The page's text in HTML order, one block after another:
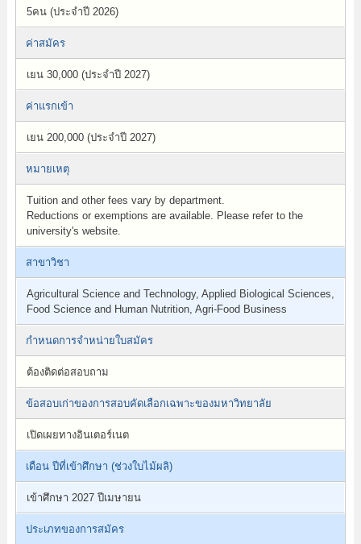
5คน (ประจำปี 2026)
ค่าสมัคร
เยน 30,000 (ประจำปี 2027)
ค่าแรกเข้า
เยน 200,000 (ประจำปี 2027)
หมายเหตุ
Tuition and other fees vary by department.
Reductions or exemptions are available. Please refer to the
university's website.
สาขาวิชา
Agricultural Science and Technology, Applied Biological Sciences,
Food Science and Human Nutrition, Agri-Food Business
กำหนดการจำหน่ายใบสมัคร
ต้องติดต่อสอบถาม
ข้อสอบเก่าของการสอบคัดเลือกเฉพาะของมหาวิทยาลัย
เปิดเผยทางอินเตอร์เนต
เดือน ปีที่เข้าศึกษา (ช่วงใบไม้ผลิ)
เข้าศึกษา 2027 ปีเมษายน
ประเภทของการสมัคร